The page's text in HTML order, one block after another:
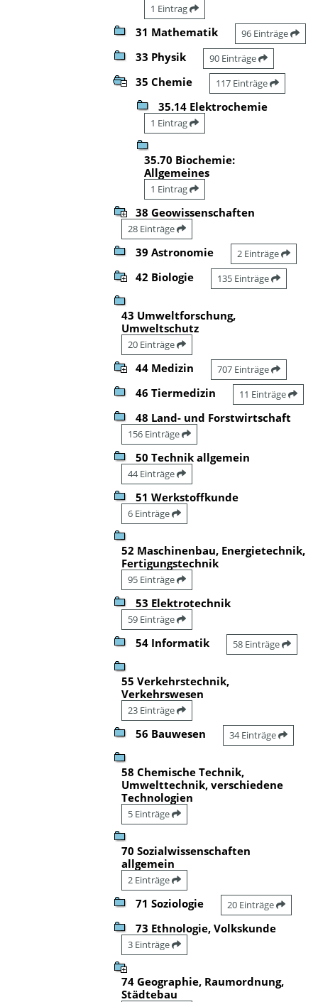
1 Eintrag
31 Mathematik 96 Einträge
33 Physik 90 Einträge
35 Chemie 117 Einträge
35.14 Elektrochemie
1 Eintrag
35.70 Biochemie:
Allgemeines
1 Eintrag
38 Geowissenschaften
28 Einträge
39 Astronomie 2 Einträge
42 Biologie 135 Einträge
43 Umweltforschung,
Umweltschutz
20 Einträge
44 Medizin 707 Einträge
46 Tiermedizin 11 Einträge
48 Land- und Forstwirtschaft
156 Einträge
50 Technik allgemein
44 Einträge
51 Werkstoffkunde
6 Einträge
52 Maschinenbau, Energietechnik,
Fertigungstechnik
95 Einträge
53 Elektrotechnik
59 Einträge
54 Informatik 58 Einträge
55 Verkehrstechnik,
Verkehrswesen
23 Einträge
56 Bauwesen 34 Einträge
58 Chemische Technik,
Umwelttechnik, verschiedene
Technologien
5 Einträge
70 Sozialwissenschaften
allgemein
2 Einträge
71 Soziologie 20 Einträge
73 Ethnologie, Volkskunde
3 Einträge
74 Geographie, Raumordnung,
Städtebau